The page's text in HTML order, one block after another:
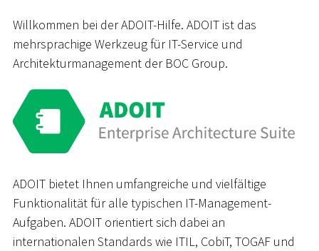
Willkommen bei der ADOIT-Hilfe. ADOIT ist das
mehrsprachige Werkzeug für IT-Service und
Architekturmanagement der BOC Group.
ADOIT bietet Ihnen umfangreiche und vielfältige
Funktionalität für alle typischen IT-Management-
Aufgaben. ADOIT orientiert sich dabei an
internationalen Standards wie ITIL, CobiT, TOGAF und